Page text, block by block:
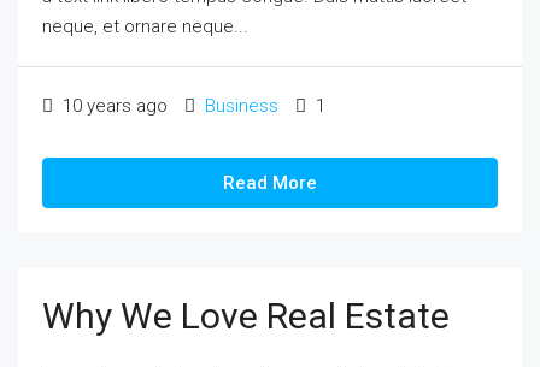
neque, et ornare neque...
10 years ago Business 1
Read More
Why We Love Real Estate